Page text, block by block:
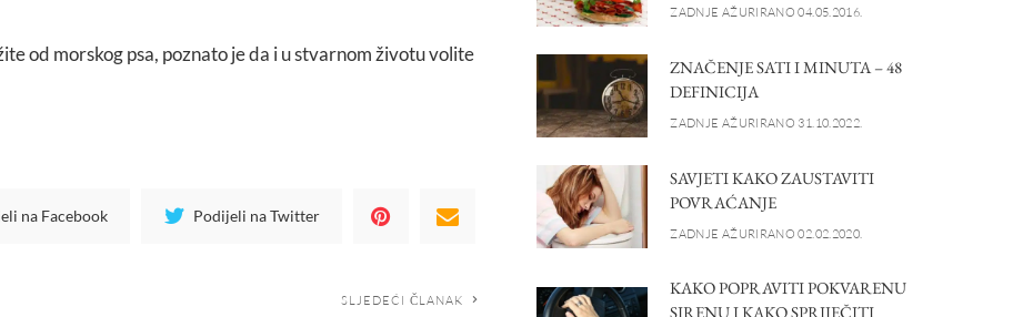
od morskog psa, poznato je da i u stvarnom životu volite
na Facebook Podijeli na Twitter
SLJEDEĆI ČLANAK
ZADNJE AŽURIRANO 04.05.2016.
ZNAČENJE SATI I MINUTA – 48
DEFINICIJA
ZADNJE AŽURIRANO 31.10.2022.
SAVJETI KAKO ZAUSTAVITI
POVRAĆANJE
ZADNJE AŽURIRANO 02.02.2020.
KAKO POPRAVITI POKVARENU
SIRENU I KAKO SPRIJEČITI